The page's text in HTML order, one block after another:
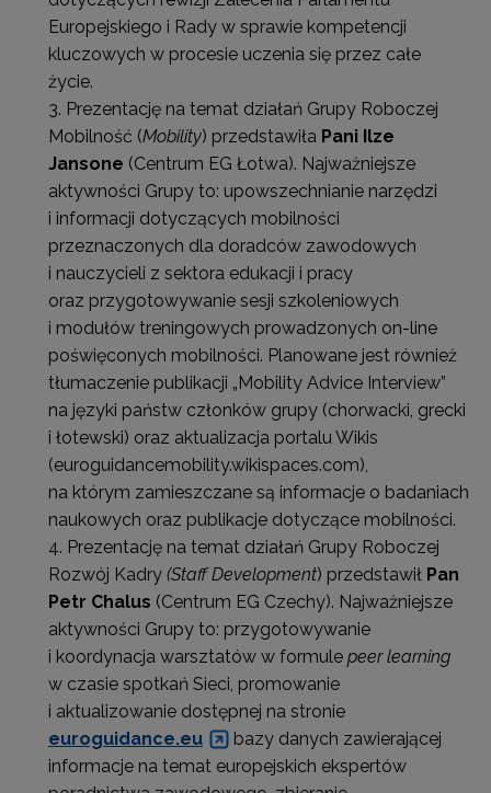
Europejskiego i Rady w sprawie kompetencji
kluczowych w procesie uczenia się przez całe
życie.
Prezentację na temat działań Grupy Roboczej
Mobilność (Mobility) przedstawiła Pani Ilze
Jansone (Centrum EG Łotwa). Najważniejsze
aktywności Grupy to: upowszechnianie narzędzi
i informacji dotyczących mobilności
przeznaczonych dla doradców zawodowych
i nauczycieli z sektora edukacji i pracy
oraz przygotowywanie sesji szkoleniowych
i modułów treningowych prowadzonych on-line
poświęconych mobilności. Planowane jest również
tłumaczenie publikacji „Mobility Advice Interview”
na języki państw członków grupy (chorwacki, grecki
i łotewski) oraz aktualizacja portalu Wikis
(euroguidancemobility.wikispaces.com),
na którym zamieszczane są informacje o badaniach
naukowych oraz publikacje dotyczące mobilności.
Prezentację na temat działań Grupy Roboczej
Rozwój Kadry (Staff Development) przedstawił Pan
Petr Chalus (Centrum EG Czechy). Najważniejsze
aktywności Grupy to: przygotowywanie
i koordynacja warsztatów w formule peer learning
w czasie spotkań Sieci, promowanie
i aktualizowanie dostępnej na stronie
euroguidance.eu
bazy danych zawierającej
informacje na temat europejskich ekspertów